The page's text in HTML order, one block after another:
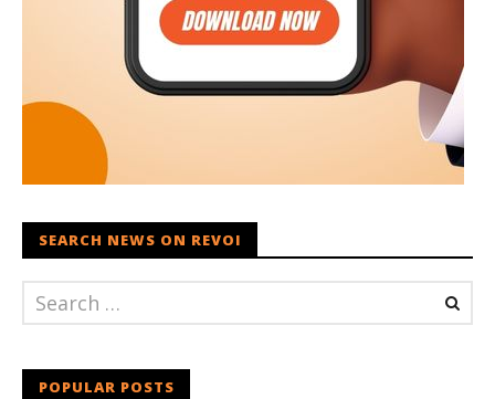
SEARCH NEWS ON REVOI
POPULAR POSTS